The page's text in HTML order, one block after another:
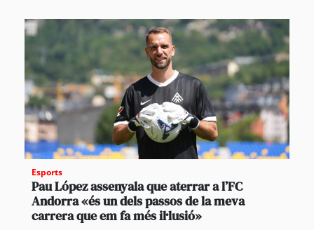
Esports
Pau López assenyala que aterrar a l’FC
Andorra «és un dels passos de la meva
carrera que em fa més il·lusió»